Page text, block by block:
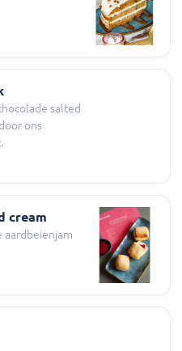
salted
ons
cream
aardbeienjam